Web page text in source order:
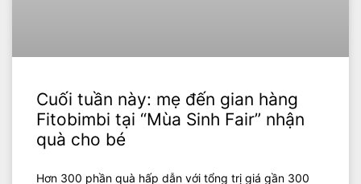
Cuối tuần này: mẹ đến gian hàng
Fitobimbi tại “Mùa Sinh Fair” nhận
quà cho bé
Hơn 300 phần quà hấp dẫn với tổng trị giá gần 300